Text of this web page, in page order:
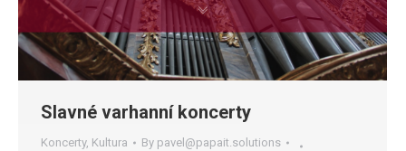
Slavné varhanní koncerty
Koncerty, Kultura By pavel@papait.solutions